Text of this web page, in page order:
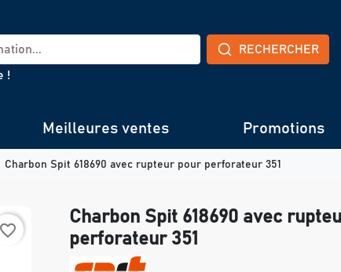
RECHERCHER
!
Meilleures ventes Promotions
Charbon Spit 618690 avec rupteur pour perforateur 351
favorite_border
Charbon Spit 618690 avec
perforateur 351